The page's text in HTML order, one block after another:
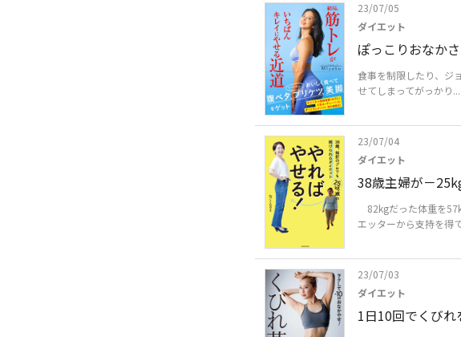
23/07/05
ダイエット
ぽっこりおなか
食事を制限したり、ジ
せてしまってがっかり
23/07/04
ダイエット
38歳主婦が－
82kgだった体重を
エッターから支持を得
23/07/03
ダイエット
1日10回でくびれ